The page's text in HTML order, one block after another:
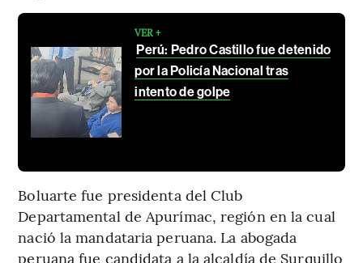
VER +
Perú: Pedro Castillo fue detenido
por la Policía Nacional tras
intento de golpe
Boluarte fue presidenta del Club
Departamental de Apurímac, región en la cual
nació la mandataria peruana. La abogada
peruana fue candidata a la alcaldía de Surquillo